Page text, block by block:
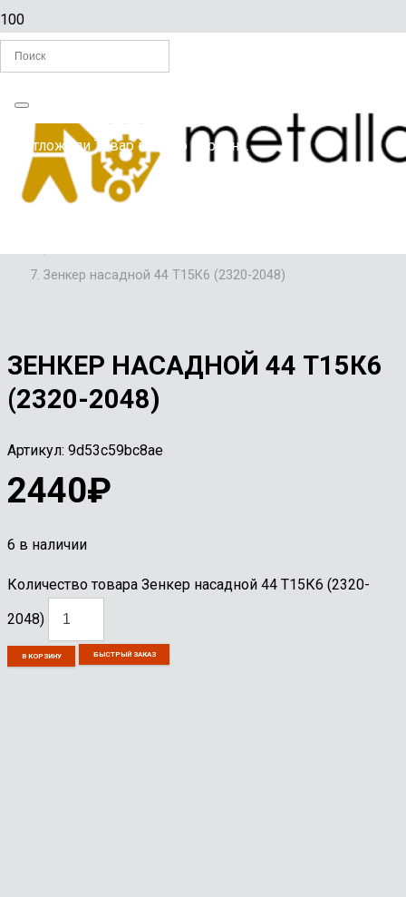
Вы отложилиТоварв свою корзину.
Главная
/
ЗЕНКЕРЫ
Зенкер насадной 44 Т15К6 (2320-2048)
ЗЕНКЕР НАСАДНОЙ 44 Т15К6
(2320-2048)
Артикул: 9d53c59bc8ae
2440₽
6 в наличии
Количество товара Зенкер насадной 44 Т15К6 (2320-
2048)
В КОРЗИНУ БЫСТРЫЙ ЗАКАЗ